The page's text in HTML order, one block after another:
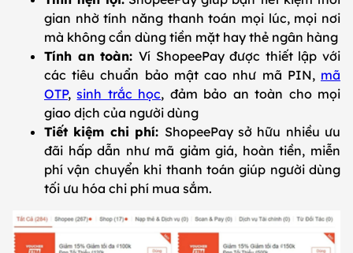
gian nhờ tính năng thanh toán mọi lúc, mọi nơi
mà không cần dùng tiền mặt hay thẻ ngân hàng
Tính an toàn: Ví ShopeePay được thiết lập với
các tiêu chuẩn bảo mật cao như mã PIN, mã
OTP,sinh trắc học, đảm bảo an toàn cho mọi
giao dịch của người dùng
Tiết kiệm chi phí: ShopeePay sở hữu nhiều ưu
đãi hấp dẫn như mã giảm giá, hoàn tiền, miễn
phí vận chuyển khi thanh toán giúp người dùng
tối ưu hóa chi phí mua sắm.